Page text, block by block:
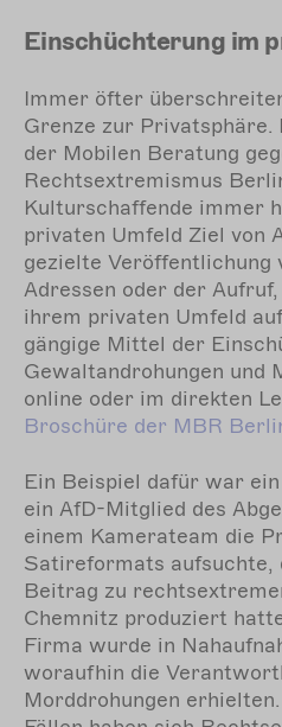
Einschüchterung im
Immer öfter
Grenze zur
der Mobilen Beratung
Rechtsextremismus
Kulturschaffende immer
privaten Umfeld Ziel von
gezielte Veröffentlichung
Adressen oder der
ihrem privaten Umfeld
gängige Mittel der
Gewaltandrohungen und
online oder im direkten
Broschüre der MBR
Ein Beispiel dafür war
ein AfD-Mitglied des
einem Kamerateam die
Satireformats aufsuchte,
Beitrag zu
Chemnitz produziert
Firma wurde in
woraufhin die
Morddrohungen